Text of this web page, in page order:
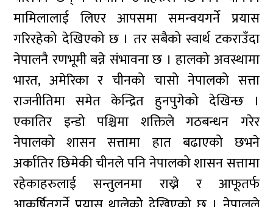
मामिलालाई लिएर आपसमा समन्वयगर्ने प्रयास
गरिरहेको देखिएको छ । तर सबैको स्वार्थ टकराउँदा
नेपालनै रणभूमी बन्ने संभावना छ । हालको अवस्थामा
भारत, अमेरिका र चीनको चासो नेपालको सत्ता
राजनीतिमा समेत केन्द्रित हुनपुगेको देखिन्छ ।
एकातिर इन्डो पश्चिमा शक्तिले गठबन्धन गरेर
नेपालको शासन सत्तामा हात बढाएको छभने
अर्कातिर छिमेकी चीनले पनि नेपालको शासन सत्तामा
रहेकाहरुलाई सन्तुलनमा राख्ने र आफूतर्फ